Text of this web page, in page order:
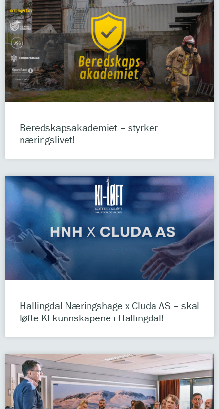
Beredskapsakademiet – styrker
næringslivet!
Hallingdal Næringshage x Cluda AS – skal
løfte KI kunnskapene i Hallingdal!